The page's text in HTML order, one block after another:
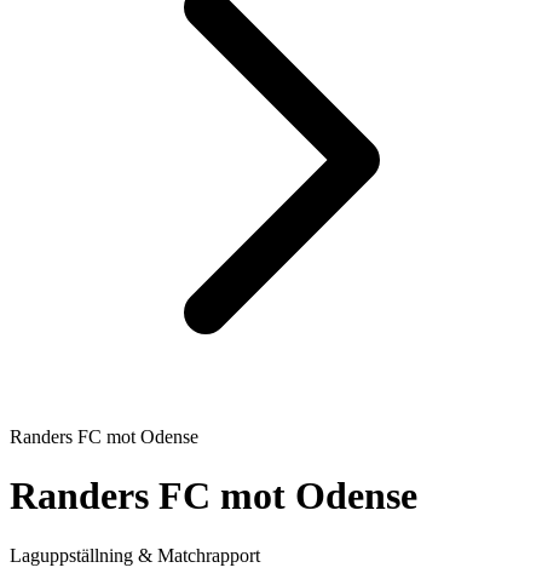
Randers FC mot Odense
Randers FC mot Odense
Laguppställning & Matchrapport